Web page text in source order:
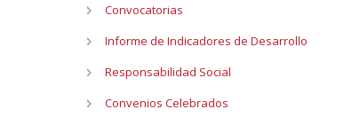
Convocatorias
Informe de Indicadores de Desarrollo
Responsabilidad Social
Convenios Celebrados